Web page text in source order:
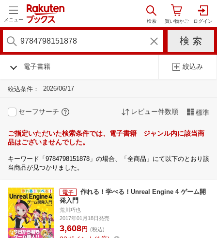
メニュー
電子書籍 絞込み
絞込条件： 2026/06/17
セーフサーチ レビュー件数順 標準
ご指定いただいた検索条件では、電子書籍 ジャンル内に該当商
品はございませんでした。
キーワード「9784798151878」の場合、「全商品」にて以下のとおり該
当商品が見つかりました。
作れる！学べる！Unreal Engine 4 ゲーム開
発入門
荒川巧也
2017年01月18日発売
3,608円 (税込)